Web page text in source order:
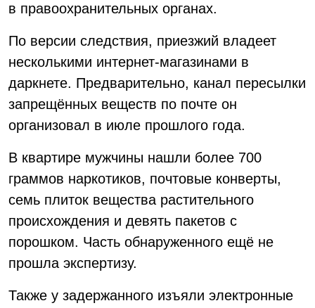
в правоохранительных органах.
По версии следствия, приезжий владеет
несколькими интернет-магазинами в
даркнете. Предварительно, канал пересылки
запрещённых веществ по почте он
организовал в июле прошлого года.
В квартире мужчины нашли более 700
граммов наркотиков, почтовые конверты,
семь плиток вещества растительного
происхождения и девять пакетов с
порошком. Часть обнаруженного ещё не
прошла экспертизу.
Также у задержанного изъяли электронные